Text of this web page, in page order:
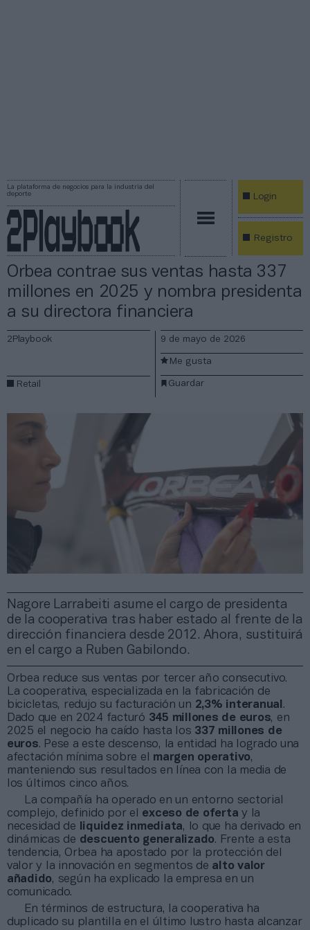
La plataforma de negocios para la industria del
deporte
Login
Registro
Orbea contrae sus ventas hasta 337
millones en 2025 y nombra presidenta
a su directora financiera
Nagore Larrabeiti asume el cargo de presidenta
de la cooperativa tras haber estado al frente de la
dirección financiera desde 2012. Ahora, sustituirá
en el cargo a Ruben Gabilondo.
2Playbook
Retail
9 de mayo de 2026
Guardar
Me gusta
Orbea reduce sus ventas por tercer año consecutivo.
La cooperativa, especializada en la fabricación de
bicicletas, redujo su facturación un 2,3% interanual .
Dado que en 2024 facturó 345 millones de euros, en
2025 el negocio ha caído hasta los 337 millones de
euros. Pese a este descenso, la entidad ha logrado una
afectación mínima sobre el margen operativo,
manteniendo sus resultados en línea con la media de
los últimos cinco años.
La compañía ha operado en un entorno sectorial
complejo, definido por el exceso de oferta y la
necesidad de
liquidez inmediata, lo que ha derivado en
dinámicas de descuento generalizado. Frente a esta
tendencia, Orbea ha apostado por la protección del
valor y la innovación en segmentos de alto valor
añadido, según ha explicado la empresa en un
comunicado.
En términos de estructura, la cooperativa ha
duplicado su plantilla en el último lustro hasta alcanzar